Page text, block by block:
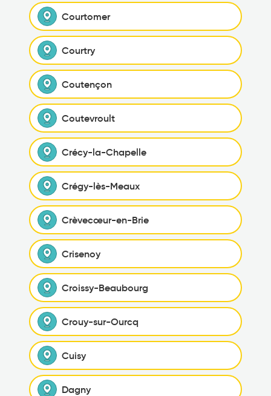
Courtomer
Courtry
Coutençon
Coutevroult
Crécy-la-Chapelle
Crégy-lès-Meaux
Crèvecœur-en-Brie
Crisenoy
Croissy-Beaubourg
Crouy-sur-Ourcq
Cuisy
Dagny